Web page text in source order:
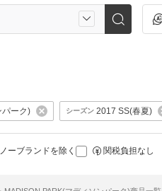
パーク) シーズン 2017 SS(春夏)
ノーブランドを除く
関税負担なし